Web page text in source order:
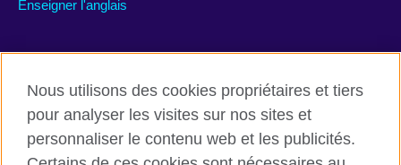
Enseigner l'anglais
Nous utilisons des cookies propriétaires et tiers
pour analyser les visites sur nos sites et
personnaliser le contenu web et les publicités.